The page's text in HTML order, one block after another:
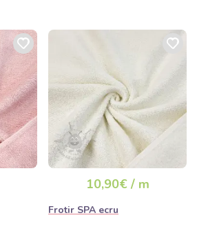
10,90€ / m
Frotir SPA ecru